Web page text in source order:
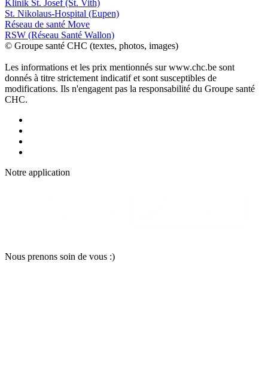
Klinik St. Josef (St. Vith)
St. Nikolaus-Hospital (Eupen)
Réseau de santé Move
RSW (Réseau Santé Wallon)
© Groupe santé CHC (textes, photos, images)
Les informations et les prix mentionnés sur www.chc.be sont
donnés à titre strictement indicatif et sont susceptibles de
modifications. Ils n'engagent pas la responsabilité du Groupe santé
CHC.
Notre application
Nous prenons soin de vous :)